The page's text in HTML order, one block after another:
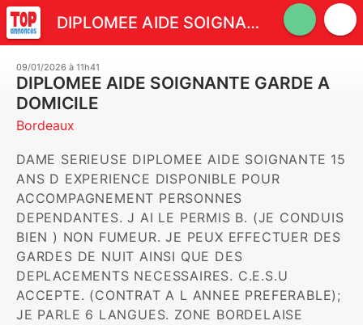
DIPLOMEE AIDE SOIGNANTE GARDE A DOMICILE
09/01/2026 à 11h41
DIPLOMEE AIDE SOIGNANTE GARDE A
DOMICILE
Bordeaux
DAME SERIEUSE DIPLOMEE AIDE SOIGNANTE 15
ANS D EXPERIENCE DISPONIBLE POUR
ACCOMPAGNEMENT PERSONNES
DEPENDANTES. J AI LE PERMIS B. (JE CONDUIS
BIEN ) NON FUMEUR. JE PEUX EFFECTUER DES
GARDES DE NUIT AINSI QUE DES
DEPLACEMENTS NECESSAIRES. C.E.S.U
ACCEPTE. (CONTRAT A L ANNEE PREFERABLE);
JE PARLE 6 LANGUES. ZONE BORDELAISE